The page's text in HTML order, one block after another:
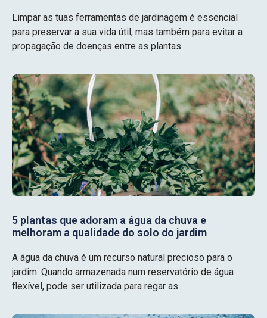
Limpar as tuas ferramentas de jardinagem é essencial
para preservar a sua vida útil, mas também para evitar a
propagação de doenças entre as plantas.
5 plantas que adoram a água da chuva e
melhoram a qualidade do solo do jardim
A água da chuva é um recurso natural precioso para o
jardim. Quando armazenada num reservatório de água
flexível, pode ser utilizada para regar as